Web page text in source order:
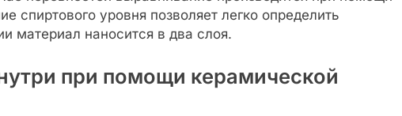
спиртового уровня позволяет легко определить
материал наносится в два слоя.
при помощи керамической